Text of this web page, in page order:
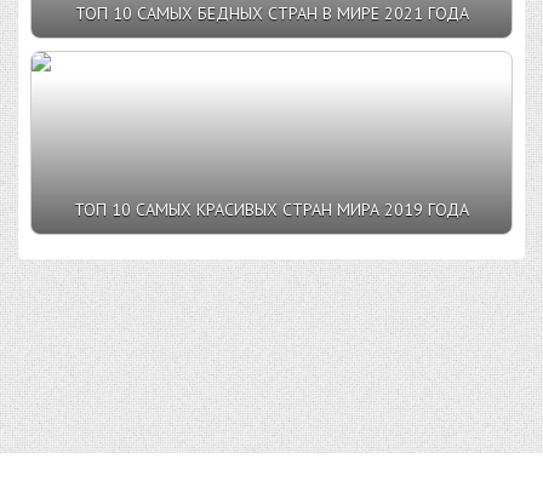
ТОП 10 САМЫХ БЕДНЫХ СТРАН В МИРЕ 2021 ГОДА
ТОП 10 САМЫХ КРАСИВЫХ СТРАН МИРА 2019 ГОДА